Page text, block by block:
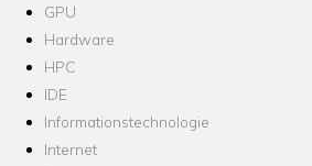
GPU
Hardware
HPC
IDE
Informationstechnologie
Internet